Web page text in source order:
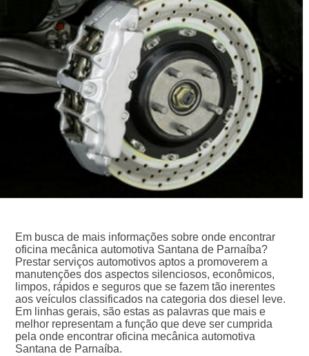
Em busca de mais informações sobre onde encontrar
oficina mecânica automotiva Santana de Parnaíba?
Prestar serviços automotivos aptos a promoverem a
manutenções dos aspectos silenciosos, econômicos,
limpos, rápidos e seguros que se fazem tão inerentes
aos veículos classificados na categoria dos diesel leve.
Em linhas gerais, são estas as palavras que mais e
melhor representam a função que deve ser cumprida
pela onde encontrar oficina mecânica automotiva
Santana de Parnaíba.